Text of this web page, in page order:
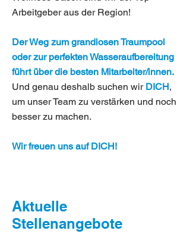
Arbeitgeber aus der Region!
Der Weg zum grandiosen Traumpool
oder zur perfekten Wasseraufbereitung
führt über die besten Mitarbeiter/innen.
Und genau deshalb suchen wir DICH,
um unser Team zu verstärken und noch
besser zu machen.
Wir freuen uns auf DICH!
Aktuelle
Stellenangebote